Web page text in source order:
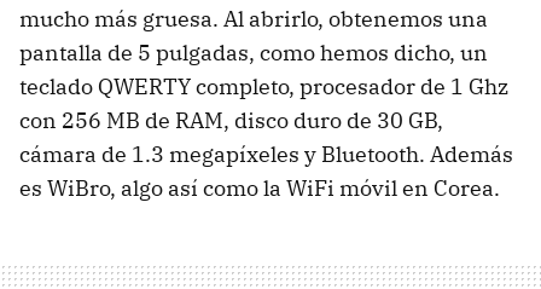
mucho más gruesa. Al abrirlo, obtenemos una
pantalla de 5 pulgadas, como hemos dicho, un
teclado QWERTY completo, procesador de 1 Ghz
con 256 MB de RAM, disco duro de 30 GB,
cámara de 1.3 megapíxeles y Bluetooth. Además
es WiBro, algo así como la WiFi móvil en Corea.